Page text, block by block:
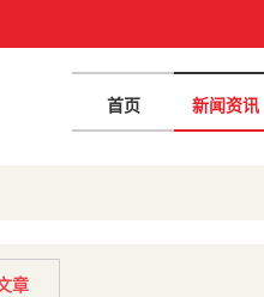
首页 新闻资讯
章